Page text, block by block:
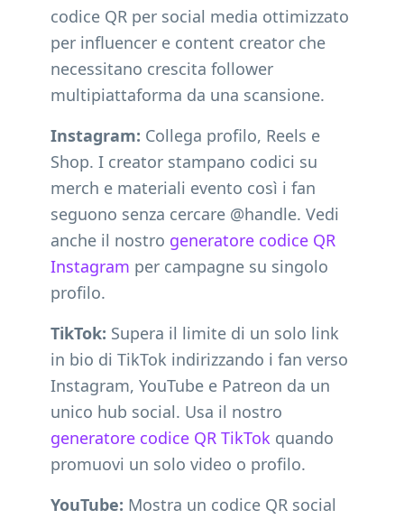
codice QR per social media ottimizzato
per influencer e content creator che
necessitano crescita follower
multipiattaforma da una scansione.
Instagram: Collega profilo, Reels e
Shop. I creator stampano codici su
merch e materiali evento così i fan
seguono senza cercare @handle. Vedi
anche il nostro generatore codice QR
Instagram per campagne su singolo
profilo.
TikTok: Supera il limite di un solo link
in bio di TikTok indirizzando i fan verso
Instagram, YouTube e Patreon da un
unico hub social. Usa il nostro
generatore codice QR TikTok quando
promuovi un solo video o profilo.
YouTube: Mostra un codice QR social